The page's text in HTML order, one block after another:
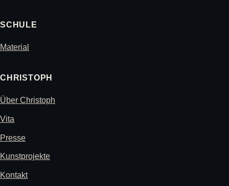
SCHULE
Material
CHRISTOPH
Über Christoph
Vita
Presse
Kunstprojekte
Kontakt